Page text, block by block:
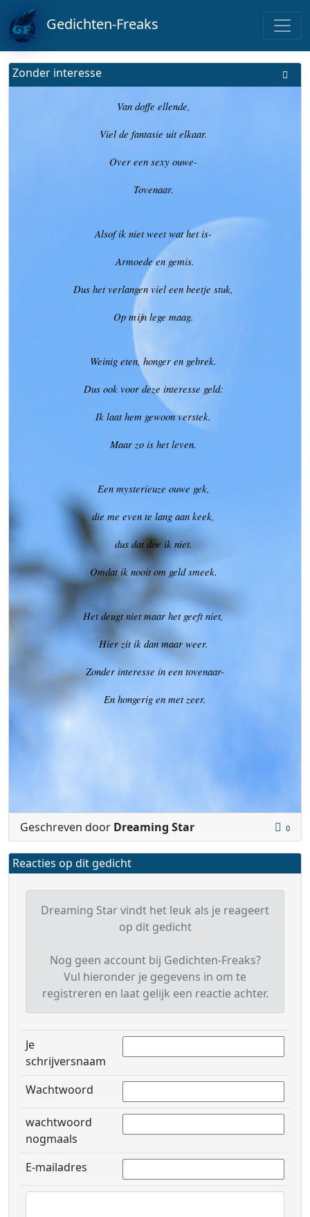
Gedichten-Freaks
Zonder interesse
Van doffe ellende,
Viel de fantasie uit elkaar.
Over een sexy ouwe-
Tovenaar.
Alsof ik niet weet wat het is-
Armoede en gemis.
Dus het verlangen viel een beetje stuk,
Op mijn lege maag.
Weinig eten, honger en gebrek.
Dus ook voor deze interesse geld:
Ik laat hem gewoon verstek.
Maar zo is het leven.
Een mysterieuze ouwe gek,
die me even te lang aan keek,
dus dat doe ik niet.
Omdat ik nooit om geld smeek.
Het deugt niet maar het geeft niet,
Hier zit ik dan maar weer.
Zonder interesse in een tovenaar-
En hongerig en met zeer.
Geschreven door Dreaming Star 0
Reacties op dit gedicht
Dreaming Star vindt het leuk als je reageert
op dit gedicht
Nog geen account bij Gedichten-Freaks?
Vul hieronder je gegevens in om te
registreren en laat gelijk een reactie achter.
Je
schrijversnaam
Wachtwoord
wachtwoord
nogmaals
E-mailadres